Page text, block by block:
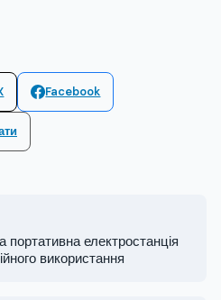
Facebook
електростанція
використання